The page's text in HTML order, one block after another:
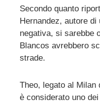
Secondo quanto
Hernandez, autore
negativa, si sarebbe
Blancos avrebbero
strade.
Theo, legato al Milan
è considerato uno